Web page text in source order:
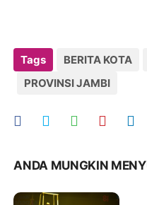
Tags BERITA KOTA
PROVINSI JAMBI
ANDA MUNGKIN